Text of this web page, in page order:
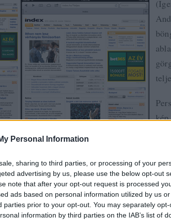
Personal Information
sharing to third parties, or processing of your
advertising by us, please use the below opt-out
note that after your opt-out request is processed
ads based on personal information utilized by us
parties prior to your opt-out. You may separately
information by third parties on the IAB’s list of